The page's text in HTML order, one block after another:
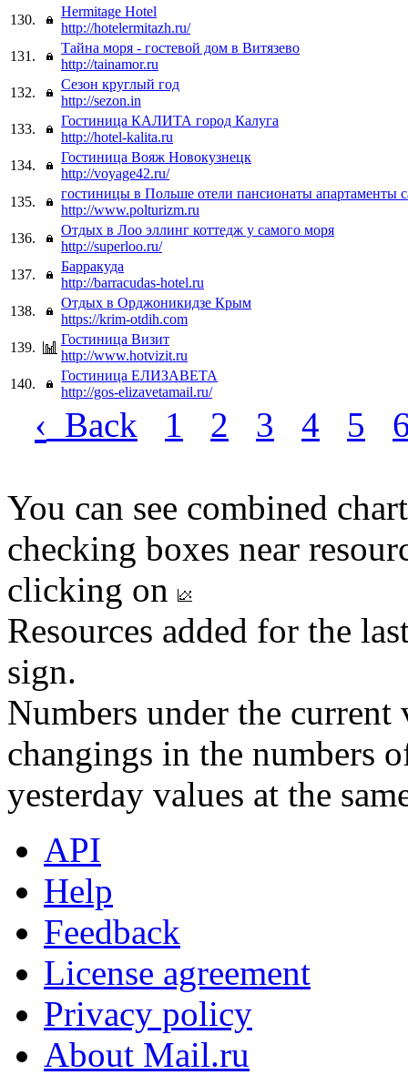
130.
Hermitage Hotel
http://hotelermitazh.ru/
131.
Тайна моря - гостевой дом в Витязево
http://tainamor.ru
132.
Сезон круглый год
http://sezon.in
133.
Гостиница КАЛИТА город Калуга
http://hotel-kalita.ru
134.
Гостиница Вояж Новокузнецк
http://voyage42.ru/
135.
гостиницы в Польше отели пансионаты апартаменты
http://www.polturizm.ru
136.
Отдых в Лоо эллинг коттедж у самого моря
http://superloo.ru/
137.
Барракуда
http://barracudas-hotel.ru
138.
Отдых в Орджоникидзе Крым
https://krim-otdih.com
139.
Гостиница Визит
http://www.hotvizit.ru
140.
Гостиница ЕЛИЗАВЕТА
http://gos-elizavetamail.ru/
‹ Back 1 2 3 4 5
You can see combined
checking boxes near
clicking on
Resources added for the
sign.
Numbers under the
changings in the numbers
yesterday values at the
API
Help
Feedback
License agreement
Privacy policy
About Mail.ru